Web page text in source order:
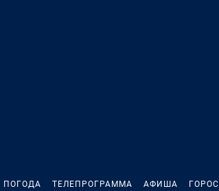
ПОГОДА ТЕЛЕПРОГРАММА АФИША